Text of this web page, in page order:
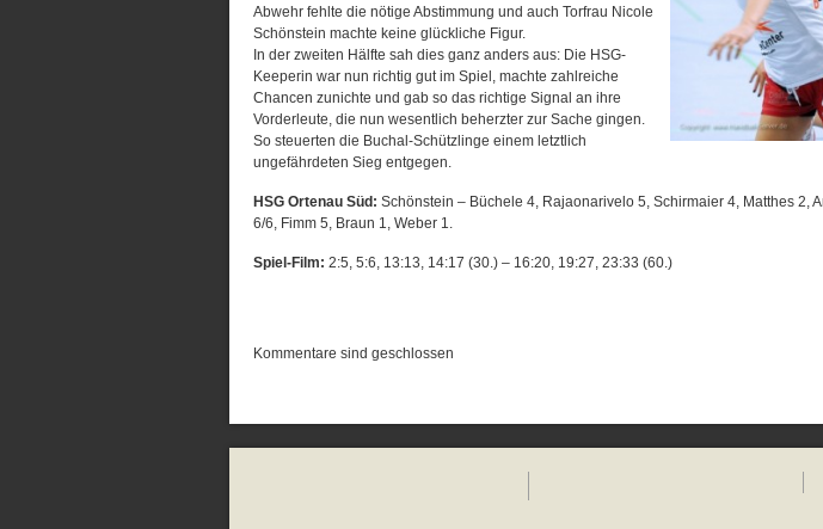
Abwehr fehlte die nötige Abstimmung und auch Torfrau Nicole
Schönstein machte keine glückliche Figur.
In der zweiten Hälfte sah dies ganz anders aus: Die HSG-
Keeperin war nun richtig gut im Spiel, machte zahlreiche
Chancen zunichte und gab so das richtige Signal an ihre
Vorderleute, die nun wesentlich beherzter zur Sache gingen.
So steuerten die Buchal-Schützlinge einem letztlich
ungefährdeten Sieg entgegen.
HSG Ortenau Süd: Schönstein – Büchele 4, Rajaonarivelo 5, Schirmaier 4, Matthes 2,
6/6, Fimm 5, Braun 1, Weber 1.
Spiel-Film: 2:5, 5:6, 13:13, 14:17 (30.) – 16:20, 19:27, 23:33 (60.)
Kommentare sind geschlossen